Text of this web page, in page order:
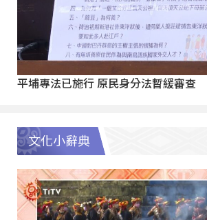
平埔專法已施行 原民身分法暫緩審查
文化小辭典